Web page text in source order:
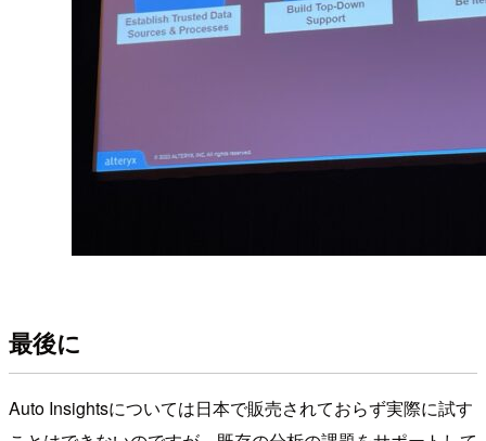
最後に
Auto Insightsについては日本で販売されておらず実際に試す